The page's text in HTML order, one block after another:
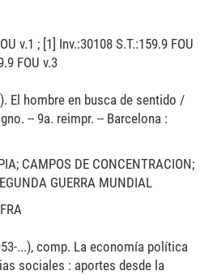
v.1 ; [1] Inv.:30108 S.T.:159.9 FOU
FOU v.3
El hombre en busca de sentido /
-- 9a. reimpr. -- Barcelona :
CAMPOS DE CONCENTRACION;
GUERRA MUNDIAL
...), comp. La economía política
sociales : aportes desde la